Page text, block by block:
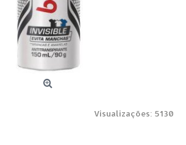
Visualizações: 5130